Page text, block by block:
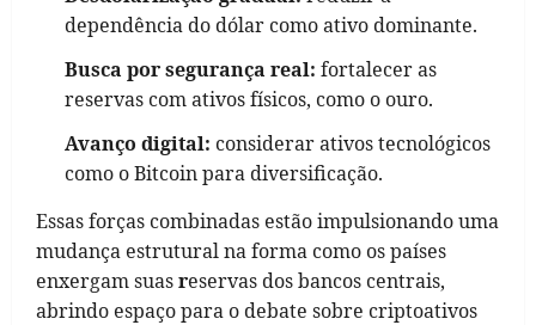
dependência do dólar como ativo dominante.
Busca por segurança real: fortalecer as
reservas com ativos físicos, como o ouro.
Avanço digital: considerar ativos tecnológicos
como o Bitcoin para diversificação.
Essas forças combinadas estão impulsionando uma
mudança estrutural na forma como os países
enxergam suasreservas dos bancos centrais,
abrindo espaço para o debate sobre criptoativos